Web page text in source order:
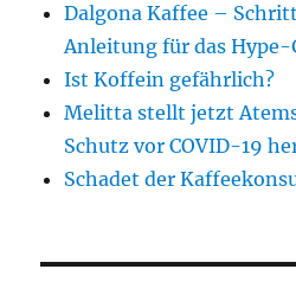
Dalgona Kaffee –
Anleitung für das
Ist Koffein gefährlich?
Melitta stellt jetzt
Schutz vor COVID-19
Schadet der